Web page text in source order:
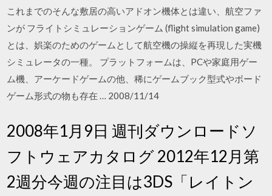
これまでのそんな敷居の高いアドオン機体とは違い、航空ファ
ンが フライトシミュレーションゲーム (flight simulation game)
とは、娯楽のためのゲームとして航空機の操縦を再現した実機
シミュレータの一種。 プラットフォームは、PCや家庭用ゲー
ム機、アーケードゲームの他、稀にゲームブック型式やボード
ゲーム形式の物も存在 … 2008/11/14
2008年1月9日 週刊ダウンロードソ
フトウェアカタログ 2012年12月第
2週分今週の注目は3DS「レイトン